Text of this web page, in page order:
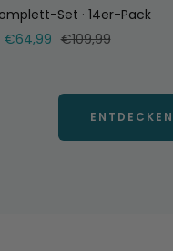
Set · 14er-Pack
Verkaufspreis
€64,99 Normaler
€109,99